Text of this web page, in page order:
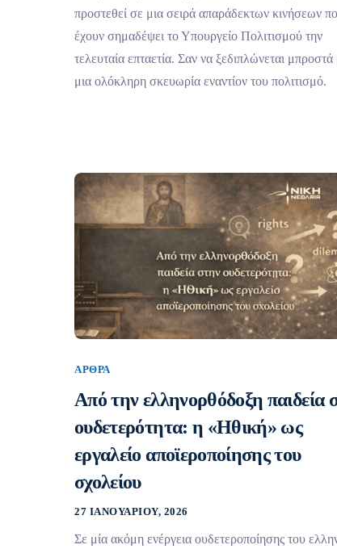
προστεθεί σε μια σειρά απαράδεκτων κινήσεων
έχουν σημαδέψει το Υπουργείο Πολιτισμού την
τελευταία επταετία. Σαν να ξεδιπλώνεται μπροστά
μια ολόκληρη σκευωρία εναντίον του πολιτισμό.
ΆΡΘΡΑ
Από την ελληνορθόδοξη παιδεία
ουδετερότητα: η «Ηθική» ως
εργαλείο αποϊεροποίησης του
σχολείου
27 ΙΑΝΟΥΑΡΊΟΥ, 2026
Σε μία ακόμη ενέργεια ουδετεροποίησης του